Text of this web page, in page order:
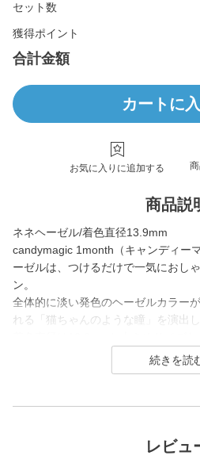
セット数
獲得ポイント
合計金額
カートに
お気に入りに追加する
商品説
ネネヘーゼル/着色直径13.9mm
candymagic 1month（キャンディー
ーゼルは、つけるだけで一気におし
ン。
全体的に淡い発色のヘーゼルカラー
れる「猫ちゃんのような瞳」を演出し
なので、「デカ目と透明感を両立し
印象を与えてくれます。
candy magic 1month（キャンディー
レビュ